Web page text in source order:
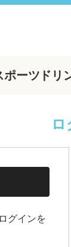
ポーツ ドリ
ロ
グインを